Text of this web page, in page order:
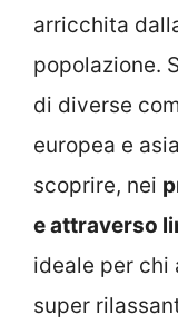
arricchita
popolazione.
di diverse
europea e
scoprire, nei
e attraverso
ideale per chi
super